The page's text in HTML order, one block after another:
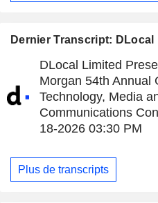
Dernier Transcript: DLocal
DLocal Limited
Morgan 54th Annual
Technology, Media
Communications
18-2026 03:30 PM
Plus de transcripts